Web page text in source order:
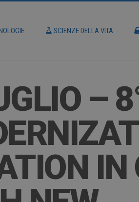
SCIENZE DELLA VITA
–
IN